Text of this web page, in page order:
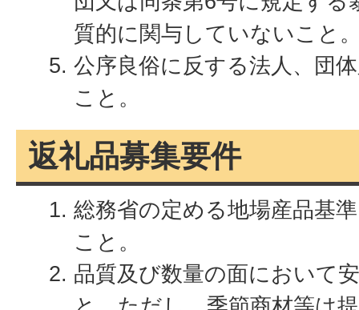
質的に関与していないこと
公序良俗に反する法人、団
こと。
返礼品募集要件
総務省の定める地場産品基
こと。
品質及び数量の面において